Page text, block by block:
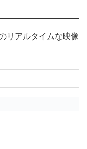
リアルタイムな映像